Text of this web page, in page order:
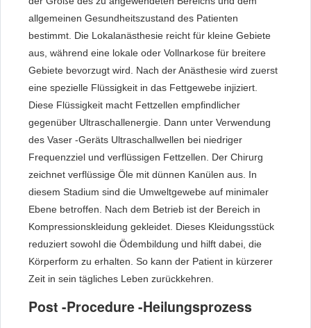
allgemeinen Gesundheitszustand des Patienten
bestimmt. Die Lokalanästhesie reicht für kleine Gebiete
aus, während eine lokale oder Vollnarkose für breitere
Gebiete bevorzugt wird. Nach der Anästhesie wird zuerst
eine spezielle Flüssigkeit in das Fettgewebe injiziert.
Diese Flüssigkeit macht Fettzellen empfindlicher
gegenüber Ultraschallenergie. Dann unter Verwendung
des Vaser -Geräts Ultraschallwellen bei niedriger
Frequenzziel und verflüssigen Fettzellen. Der Chirurg
zeichnet verflüssige Öle mit dünnen Kanülen aus. In
diesem Stadium sind die Umweltgewebe auf minimaler
Ebene betroffen. Nach dem Betrieb ist der Bereich in
Kompressionskleidung gekleidet. Dieses Kleidungsstück
reduziert sowohl die Ödembildung und hilft dabei, die
Körperform zu erhalten. So kann der Patient in kürzerer
Zeit in sein tägliches Leben zurückkehren.
Post -Procedure -Heilungsprozess